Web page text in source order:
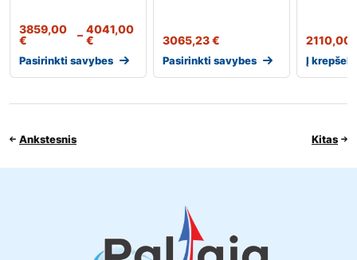
3859,00
€
– 4041,00
€
Pasirinkti savybes
3065,23€
Pasirinkti savybes
2110,00
Į krepšelį
Ankstesnis Kitas